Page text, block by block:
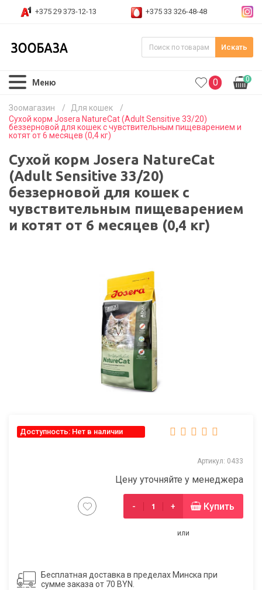
+375 29 373-12-13 +375 33 326-48-48
Искать
Меню 0 0
Зоомагазин / Для кошек
/
Сухой корм Josera NatureCat (Adult Sensitive 33/20)
беззерновой для кошек с чувствительным пищеварением и
котят от 6 месяцев (0,4 кг)
Сухой корм Josera NatureCat
(Adult Sensitive 33/20)
беззерновой для кошек с
чувствительным пищеварением
и котят от 6 месяцев (0,4 кг)
Доступность: Нет в наличии
Артикул: 0433
Цену уточняйте у менеджера
- + Купить
или
Бесплатная доставка в пределах Минска при
сумме заказа от 70 BYN.